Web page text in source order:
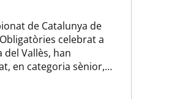
de Catalunya de
celebrat a
del Vallès, han
en categoria sènior,